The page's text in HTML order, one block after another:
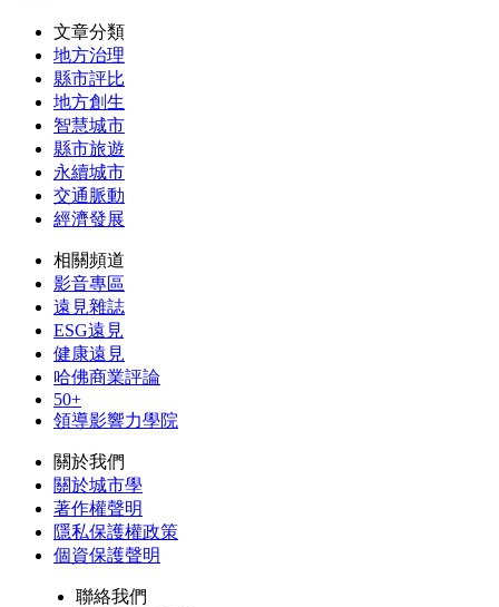
文章分類
地方治理
縣市評比
地方創生
智慧城市
縣市旅遊
永續城市
交通脈動
經濟發展
相關頻道
影音專區
遠見雜誌
ESG遠見
健康遠見
哈佛商業評論
50+
領導影響力學院
關於我們
關於城市學
著作權聲明
隱私保護權政策
個資保護聲明
聯絡我們